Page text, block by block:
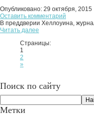
Опубликовано: 29 октября, 2015
Оставить комментарий
В преддверии Хеллоуина,
Читать далее
Страницы:
1
2
»
Поиск по сайту
Метки